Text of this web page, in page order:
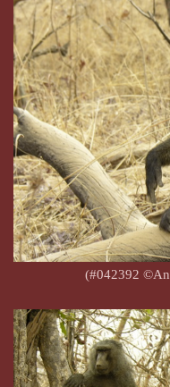
(#042392